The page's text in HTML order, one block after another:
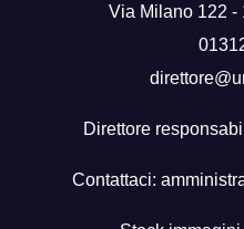
Via Milano 122 -
Direttore
Contattaci: